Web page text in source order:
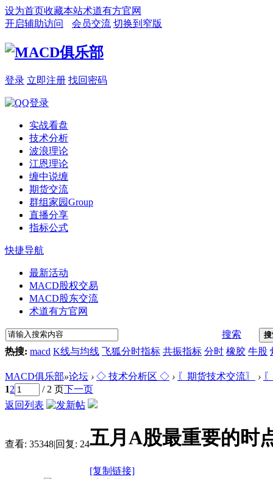
设为首页收藏本站术道有方官网
开启辅助访问
会员交流 切换到窄版
登录 立即注册 找回密码
实战看盘
技术分析
波浪理论
江恩理论
缠中说缠
期货交流
群组家园Group
直播分享
指标公式
快捷导航
最新活动
MACD股权交易
MACD股东交流
术道有方官网
搜索
热搜: macd K线与均线 飞狐分时指标 共振指标 分时 橡胶 牛股
MACD俱乐部»论坛 › ◇ 技术分析区 ◇ › 〖期货技术交流〗 ›
12 / 2 页下一页
返回列表
查看: 35348|回复: 24五月A股最重要的时
[复制链接]